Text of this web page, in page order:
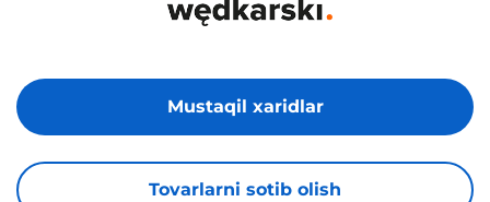
Tovarlarni sotib olish
Mustaqil xaridlar